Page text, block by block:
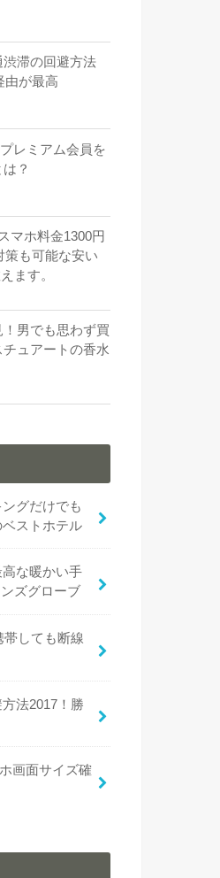
滞の回避方法
由が最高
レミアム会員を
？
マホ料金1300円
策も可能な安い
ます。
男でも思わず買
ュアートの香水
グだけでも
ストホテル
な暖かい手
ズグローブ
しても断線
法2017！勝
画面サイズ確